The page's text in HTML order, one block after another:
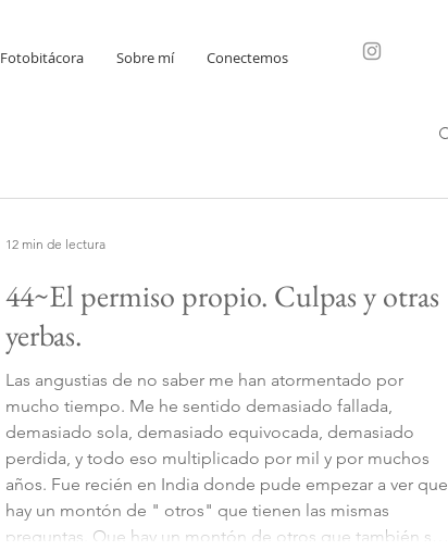
Fotobitácora Sobre mí Conectemos
44~El permiso propio. Culpas y otras
yerbas.
Las angustias de no saber me han atormentado por
mucho tiempo. Me he sentido demasiado fallada,
demasiado sola, demasiado equivocada, demasiado
perdida, y todo eso multiplicado por mil y por muchos
años. Fue recién en India donde pude empezar a ver que
hay un montón de " otros" que tienen las mismas
preguntas. Que hay un montón de otros que también se
12 min de lectura